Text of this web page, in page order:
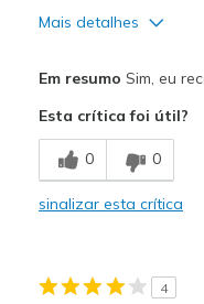
Mais detalhes
Melhores utilizações
Casual Wear
Going Out
Em resumo Sim, eu
Esta crítica foi útil?
0 0
sinalizar esta crítica
4